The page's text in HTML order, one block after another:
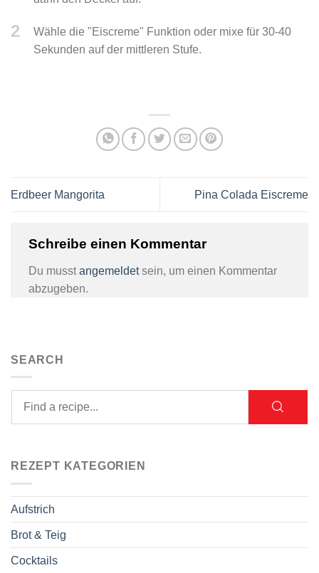
2
Wähle die "Eiscreme" Funktion oder mixe für 30-40
Sekunden auf der mittleren Stufe.
Erdbeer Mangorita Pina Colada Eiscreme
Schreibe einen Kommentar
Du musstangemeldetsein, um einen Kommentar
abzugeben.
SEARCH
REZEPT KATEGORIEN
Aufstrich
Brot & Teig
Cocktails